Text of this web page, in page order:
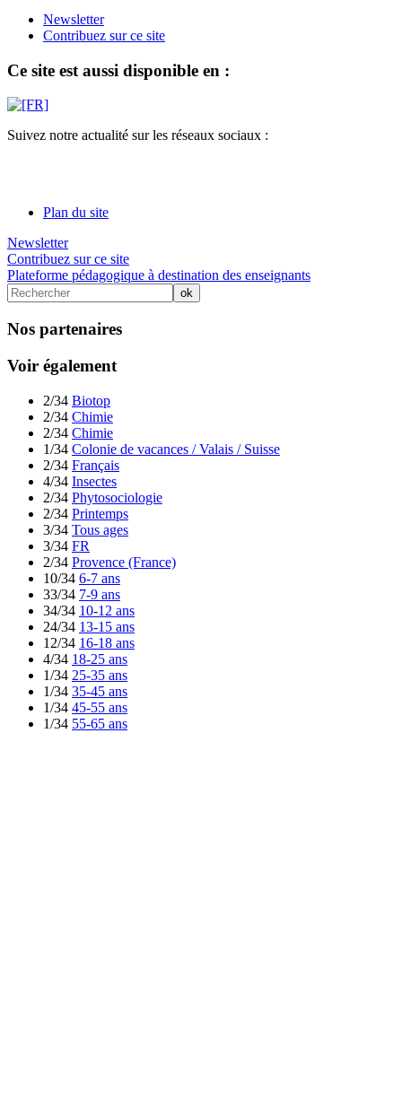
Newsletter
Contribuez sur ce site
Ce site est aussi disponible en :
Suivez notre actualité sur les réseaux sociaux :
Plan du site
Newsletter
Contribuez sur ce site
Plateforme pédagogique à destination des enseignants
Nos partenaires
Voir également
2/34 Biotop
2/34 Chimie
2/34 Chimie
1/34 Colonie de vacances / Valais / Suisse
2/34 Français
4/34 Insectes
2/34 Phytosociologie
2/34 Printemps
3/34 Tous ages
3/34 FR
2/34 Provence (France)
10/34 6-7 ans
33/34 7-9 ans
34/34 10-12 ans
24/34 13-15 ans
12/34 16-18 ans
4/34 18-25 ans
1/34 25-35 ans
1/34 35-45 ans
1/34 45-55 ans
1/34 55-65 ans